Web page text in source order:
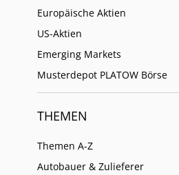
Europäische Aktien
US-Aktien
Emerging Markets
Musterdepot PLATOW Börse
THEMEN
Themen A-Z
Autobauer & Zulieferer